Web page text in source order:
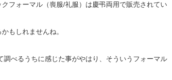
フォーマル（喪服/礼服）は慶弔両用で販売されてい
もしれませんね。
べるうちに感じた事がやはり、そういうフォーマル